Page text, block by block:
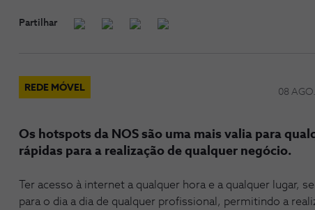
Partilhar
REDE MÓVEL 08
Os hotspots da NOS são uma mais valia para
rápidas para a realização de qualquer negócio.
Ter acesso à internet a qualquer hora e a qualquer
para o dia a dia de qualquer profissional, permitindo a